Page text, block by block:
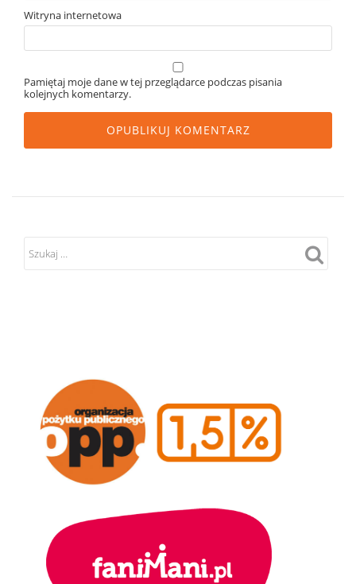
Witryna internetowa
Pamiętaj moje dane w tej przeglądarce podczas pisania
kolejnych komentarzy.